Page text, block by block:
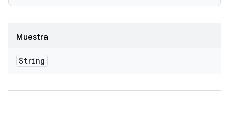
Muestra
String